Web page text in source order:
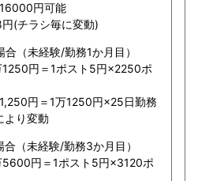
円可能
(チラシ毎に変動)
（未経験/勤務1か月目）
円＝1ポスト5円×2250ポ
円＝1万1250円×25日勤務
より変動
（未経験/勤務3か月目）
円＝1ポスト5円×3120ポ